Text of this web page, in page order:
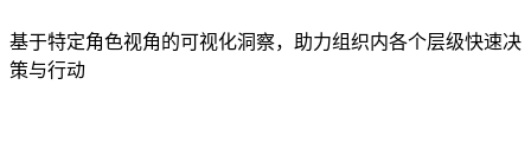
基于特定角色视角的可视化洞察，助力组织内各个层级快速决
策与行动